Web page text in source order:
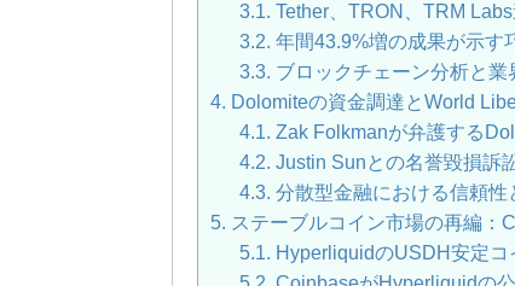
3.1. Tether、TRON、TRM
3.2. 年間43.9%増の成果が示す
3.3. ブロックチェーン分析と業
4. Dolomiteの資金調達とWorld
4.1. Zak Folkmanが弁護する
4.2. Justin Sunとの名誉毀損訴
4.3. 分散型金融における信頼
5. ステーブルコイン市場の再編：
5.1. HyperliquidのUSDH安定